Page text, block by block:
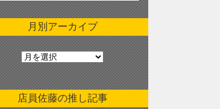
月別アーカイブ
月
別
ア
ー
カ店員佐藤の推し記事